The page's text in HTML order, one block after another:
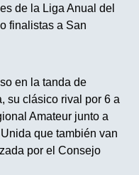
de la Liga Anual del
finalistas a San
en la tanda de
su clásico rival por 6 a
Amateur junto a
que también van
por el Consejo